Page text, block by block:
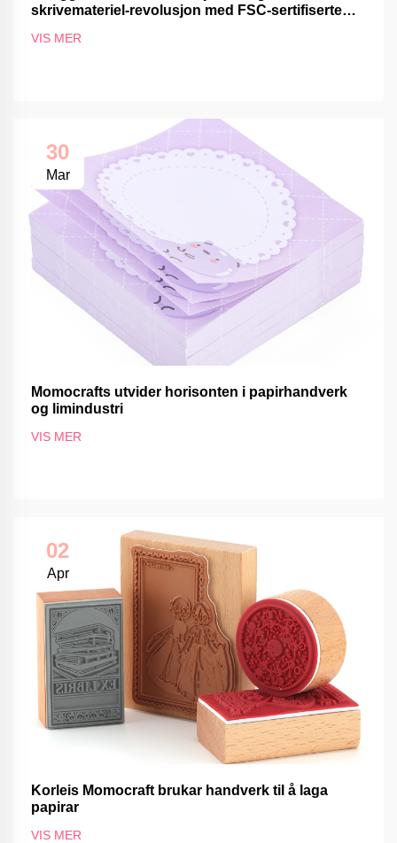
skrivemateriel-revolusjon med FSC-sertifiserte
VIS MER
30
Mar
Momocrafts utvider horisonten i papirhandverk
og limindustri
VIS MER
02
Apr
Korleis Momocraft brukar handverk til å laga
papirar
VIS MER